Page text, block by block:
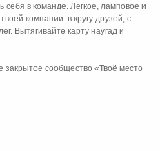
себя в команде. Лёгкое, ламповое и
компании: в кругу друзей, с
Вытягивайте карту наугад и
закрытое сообщество «Твоё место